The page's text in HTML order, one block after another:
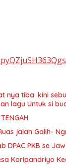
nya tiba .kini
lagu Untuk si
jalan Galih-
PKB se
Koripandriyo